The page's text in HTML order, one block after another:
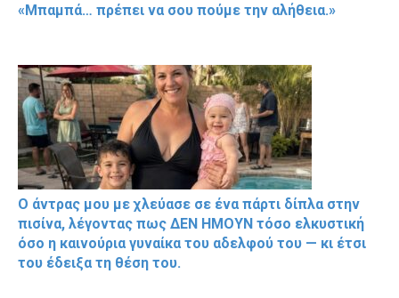
«Μπαμπά… πρέπει να σου πούμε την αλήθεια.»
Ο άντρας μου με χλεύασε σε ένα πάρτι δίπλα στην
πισίνα, λέγοντας πως ΔΕΝ ΗΜΟΥΝ τόσο ελκυστική
όσο η καινούρια γυναίκα του αδελφού του — κι έτσι
του έδειξα τη θέση του.